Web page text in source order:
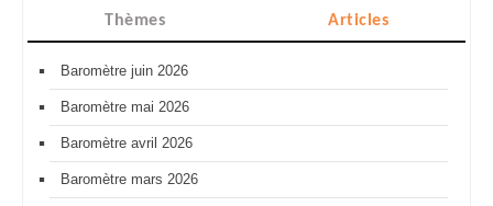
Thèmes Articles
Baromètre juin 2026
Baromètre mai 2026
Baromètre avril 2026
Baromètre mars 2026